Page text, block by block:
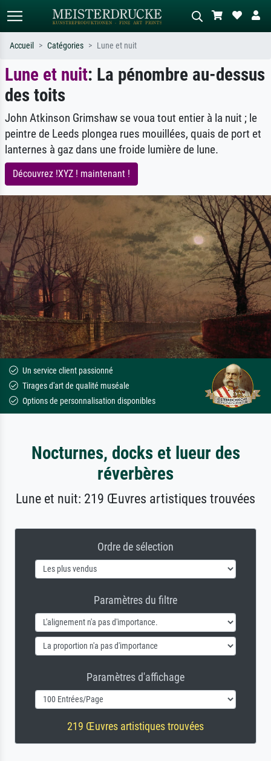
Recherche standard Recherche d'images IA
Recherchez par artiste, titre ou style –
ex. Monet, Nuit étoilée,
impressionnisme, vague de Hokusai,
nu.
tableau sombre, nu debout près d'un
arbre.
Accueil Catégories Lune et nuit
Lune et nuit: La pénombre au-dessus
des toits
John Atkinson Grimshaw se voua tout entier à la nuit ; le
peintre de Leeds plongea rues mouillées, quais de port et
lanternes à gaz dans une froide lumière de lune.
Découvrez !XYZ ! maintenant !
Un service client passionné
Tirages d'art de qualité muséale
Options de personnalisation disponibles
Nocturnes, docks et lueur des
réverbères
Lune et nuit: 219 Œuvres artistiques trouvées
Ordre de sélection
Paramètres du filtre
Paramètres d'affichage
219 Œuvres artistiques trouvées